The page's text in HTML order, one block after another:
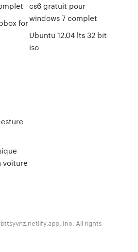
for
cs6 gratuit pour
windows 7 complet
Ubuntu 12.04 lts 32 bit
iso
voiture
Inc. All rights